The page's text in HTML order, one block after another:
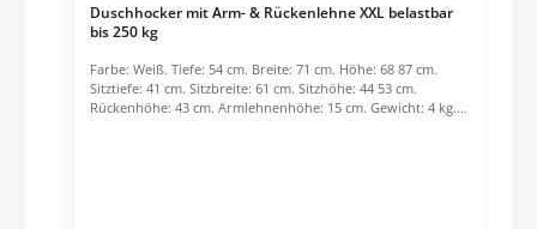
Duschhocker mit Arm- & Rückenlehne XXL belastbar
bis 250 kg
Farbe: Weiß. Tiefe: 54 cm. Breite: 71 cm. Höhe: 68 87 cm.
Sitztiefe: 41 cm. Sitzbreite: 61 cm. Sitzhöhe: 44 53 cm.
Rückenhöhe: 43 cm. Armlehnenhöhe: 15 cm. Gewicht: 4 kg.